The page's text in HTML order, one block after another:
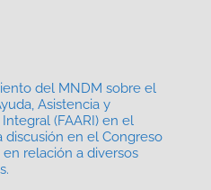
del MNDM sobre el
Asistencia y
(FAARI) en el
discusión en el Congreso
relación a diversos